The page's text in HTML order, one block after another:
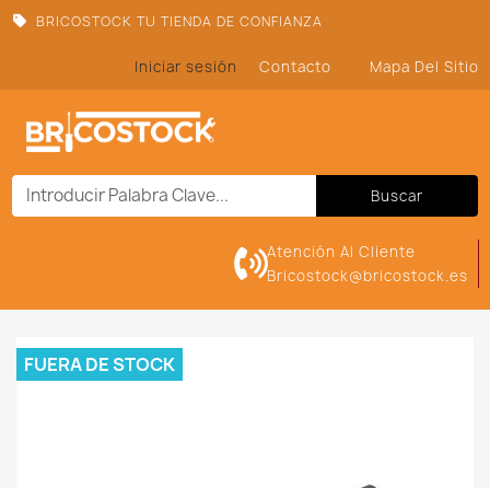
BRICOSTOCK TU TIENDA DE CONFIANZA
Iniciar sesión Contacto Mapa Del Sitio
Buscar
Atención Al Cliente
Bricostock@bricostock.es
FUERA DE STOCK